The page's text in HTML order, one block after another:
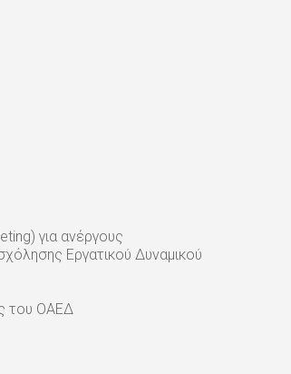
για ανέργους
Εργατικού Δυναμικού
του ΟΑΕΔ